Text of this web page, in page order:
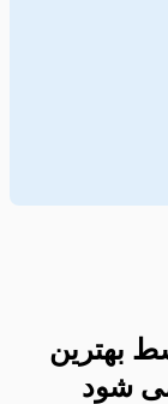
بهترین
شود